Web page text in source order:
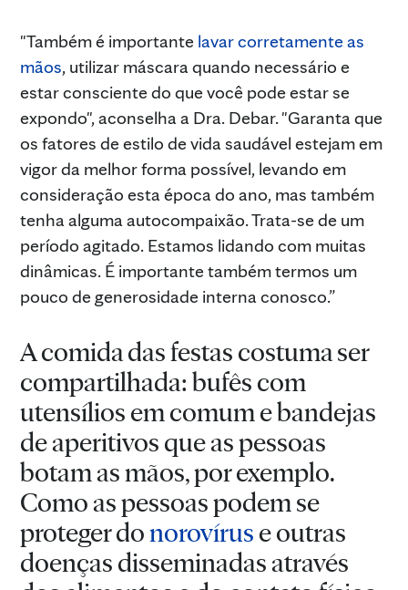
"Também é importante lavar corretamente as
mãos, utilizar máscara quando necessário e
estar consciente do que você pode estar se
expondo", aconselha a Dra. Debar. "Garanta que
os fatores de estilo de vida saudável estejam em
vigor da melhor forma possível, levando em
consideração esta época do ano, mas também
tenha alguma autocompaixão. Trata-se de um
período agitado. Estamos lidando com muitas
dinâmicas. É importante também termos um
pouco de generosidade interna conosco.”
A comida das festas costuma ser
compartilhada: bufês com
utensílios em comum e bandejas
de aperitivos que as pessoas
botam as mãos, por exemplo.
Como as pessoas podem se
proteger donorovíruse outras
doenças disseminadas através